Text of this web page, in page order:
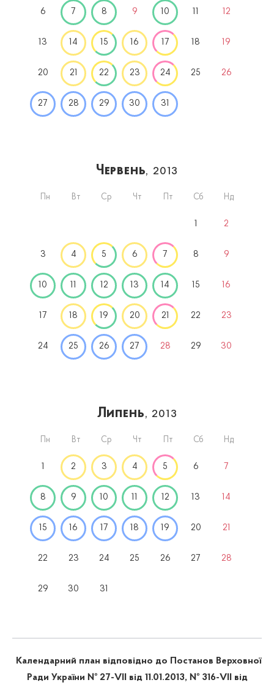
6 7 8 9 10 11 12
13 14 15 16 17 18 19
20 21 22 23 24 25 26
27 28 29 30 31
Червень, 2013
Пн Вт Ср Чт Пт Сб Нд
1 2
3 4 5 6 7 8 9
10 11 12 13 14 15 16
17 18 19 20 21 22 23
24 25 26 27 28 29 30
Липень, 2013
Пн Вт Ср Чт Пт Сб Нд
1 2 3 4 5 6 7
8 9 10 11 12 13 14
15 16 17 18 19 20 21
22 23 24 25 26 27 28
29 30 31
Календарний план відповідно до Постанов Верховної
Ради України № 27-VII від 11.01.2013, № 316-VII від